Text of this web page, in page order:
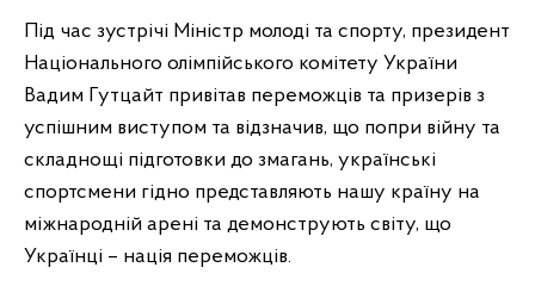
Під час зустрічі Міністр молоді та спорту, президент
Національного олімпійського комітету України
Вадим Гутцайт привітав переможців та призерів з
успішним виступом та відзначив, що попри війну та
складнощі підготовки до змагань, українські
спортсмени гідно представляють нашу країну на
міжнародній арені та демонструють світу, що
Українці – нація переможців.